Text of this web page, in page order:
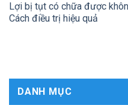
Lợi bị tụt có chữa được
Cách điều trị hiệu quả
DANH MỤC